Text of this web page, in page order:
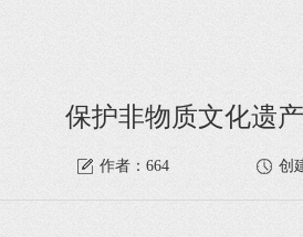
保护非物质文化遗
作者：664 创